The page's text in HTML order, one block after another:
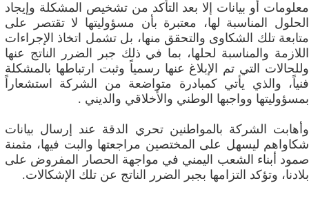
معلومات أو بيانات إلا بعد التأكد من تشخيص المشكلة وإيجاد
الحلول المناسبة لها، معتبرة بأن مسؤوليتها لا تقتصر على
متابعة تلك الشكاوى والتحقق منها، بل تشمل اتخاذ الإجراءات
اللازمة والمناسبة لحلها، بما في ذلك جبر الضرر الناتج عنها
وللحالات التي تم الإبلاغ عنها رسمياً وثبت ارتباطها بالمشكلة
فنياً، والذي يأتي كمبادرة متواضعة من الشركة استشعاراً
بمسؤوليتها وواجبها الوطني والأخلاقي والديني .
وأهابت الشركة بالمواطنين تحري الدقة عند إرسال بيانات
شكاواهم ليسهل على المختصين مراجعتها والبت فيها، مثمنة
صمود أبناء الشعب اليمني في مواجهة الحصار المفروض على
بلادنا، وتؤكد التزامها بجبر الضرر الناتج عن تلك الإشكالات.